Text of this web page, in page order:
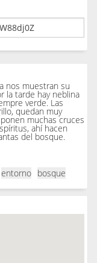
nos muestran su
la tarde hay neblina
verde. Las
quedan muy
muchas cruces
ahí hacen
del bosque.
entorno bosque